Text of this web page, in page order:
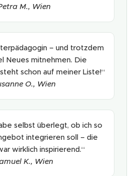
M., Wien
– und trotzdem
Neues mitnehmen. Die
schon auf meiner Liste!“
O., Wien
selbst überlegt, ob ich so
integrieren soll – die
wirklich inspirierend.“
K., Wien